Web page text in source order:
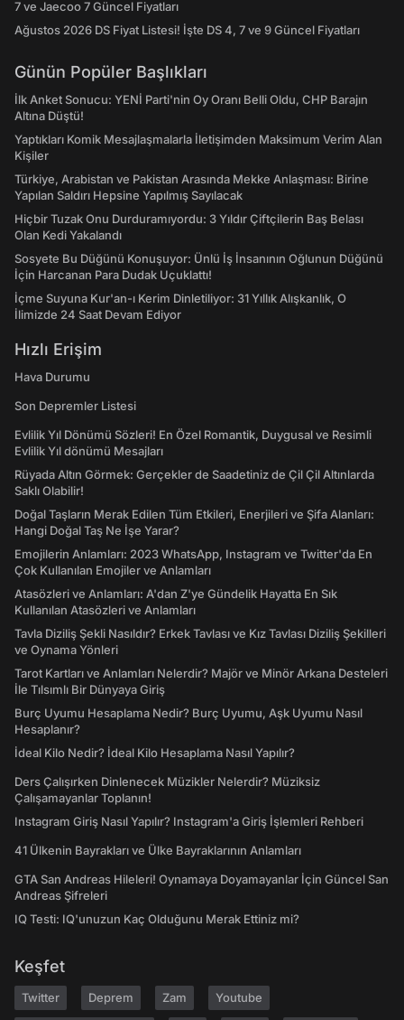
7 ve Jaecoo 7 Güncel Fiyatları
Ağustos 2026 DS Fiyat Listesi! İşte DS 4, 7 ve 9 Güncel Fiyatları
Günün Popüler Başlıkları
İlk Anket Sonucu: YENİ Parti'nin Oy Oranı Belli Oldu, CHP Barajın
Altına Düştü!
Yaptıkları Komik Mesajlaşmalarla İletişimden Maksimum Verim Alan
Kişiler
Türkiye, Arabistan ve Pakistan Arasında Mekke Anlaşması: Birine
Yapılan Saldırı Hepsine Yapılmış Sayılacak
Hiçbir Tuzak Onu Durduramıyordu: 3 Yıldır Çiftçilerin Baş Belası
Olan Kedi Yakalandı
Sosyete Bu Düğünü Konuşuyor: Ünlü İş İnsanının Oğlunun Düğünü
İçin Harcanan Para Dudak Uçuklattı!
İçme Suyuna Kur'an-ı Kerim Dinletiliyor: 31 Yıllık Alışkanlık, O
İlimizde 24 Saat Devam Ediyor
Hızlı Erişim
Hava Durumu
Son Depremler Listesi
Evlilik Yıl Dönümü Sözleri! En Özel Romantik, Duygusal ve Resimli
Evlilik Yıl dönümü Mesajları
Rüyada Altın Görmek: Gerçekler de Saadetiniz de Çil Çil Altınlarda
Saklı Olabilir!
Doğal Taşların Merak Edilen Tüm Etkileri, Enerjileri ve Şifa Alanları:
Hangi Doğal Taş Ne İşe Yarar?
Emojilerin Anlamları: 2023 WhatsApp, Instagram ve Twitter'da En
Çok Kullanılan Emojiler ve Anlamları
Atasözleri ve Anlamları: A'dan Z'ye Gündelik Hayatta En Sık
Kullanılan Atasözleri ve Anlamları
Tavla Diziliş Şekli Nasıldır? Erkek Tavlası ve Kız Tavlası Diziliş Şekilleri
ve Oynama Yönleri
Tarot Kartları ve Anlamları Nelerdir? Majör ve Minör Arkana Desteleri
İle Tılsımlı Bir Dünyaya Giriş
Burç Uyumu Hesaplama Nedir? Burç Uyumu, Aşk Uyumu Nasıl
Hesaplanır?
İdeal Kilo Nedir? İdeal Kilo Hesaplama Nasıl Yapılır?
Ders Çalışırken Dinlenecek Müzikler Nelerdir? Müziksiz
Çalışamayanlar Toplanın!
Instagram Giriş Nasıl Yapılır? Instagram'a Giriş İşlemleri Rehberi
41 Ülkenin Bayrakları ve Ülke Bayraklarının Anlamları
GTA San Andreas Hileleri! Oynamaya Doyamayanlar İçin Güncel San
Andreas Şifreleri
IQ Testi: IQ'unuzun Kaç Olduğunu Merak Ettiniz mi?
Keşfet
Twitter Deprem Zam Youtube